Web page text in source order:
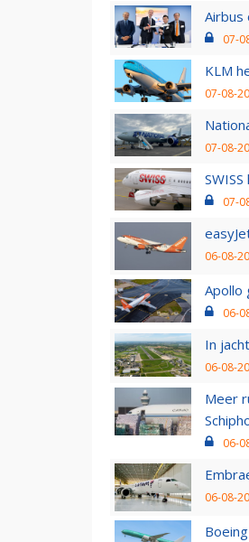
07-
KLM
07-08-
07-08-
07-
06-08-
Apollo
06-
In
06-08-
Meer
06-
06-08-